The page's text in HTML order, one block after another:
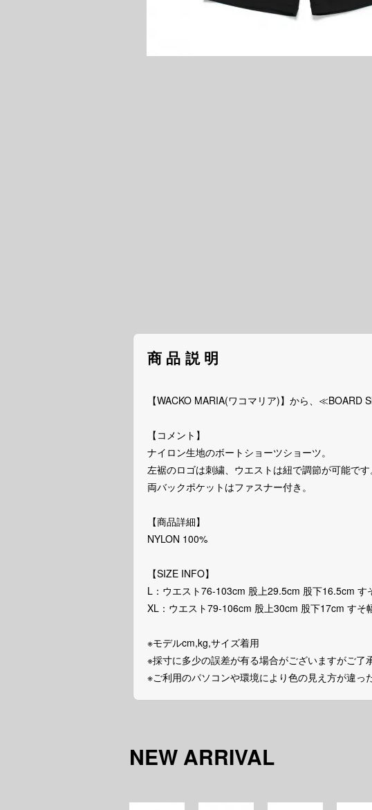
商品説明
【WACKO MARIA(ワコマリア)】から、≪BOARD
【コメント】
ナイロン生地のボートショーツショーツ。
左裾のロゴは刺繍、ウエストは紐で調節が可能です
両バックポケットはファスナー付き。
【商品詳細】
NYLON 100%
【SIZE INFO】
L：ウエスト76-103cm 股上29.5cm 股下16.5cm す
XL：ウエスト79-106cm 股上30cm 股下17cm すそ
※モデルcm,kg,サイズ着用
※採寸に多少の誤差が有る場合がございますがご了
※ご利用のパソコンや環境により色の見え方が違
NEW ARRIVAL